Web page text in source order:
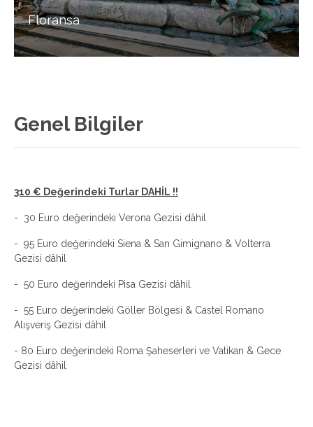
Floransa
Genel Bilgiler
310 € Değerindeki Turlar DAHİL !!
- 30 Euro değerindeki Verona Gezisi dâhil
- 95 Euro değerindeki Siena & San Gimignano & Volterra
Gezisi dâhil
- 50 Euro değerindeki Pisa Gezisi dâhil
- 55 Euro değerindeki Göller Bölgesi & Castel Romano
Alışveriş Gezisi dâhil
- 80 Euro değerindeki Roma Şaheserleri ve Vatikan & Gece
Gezisi dâhil